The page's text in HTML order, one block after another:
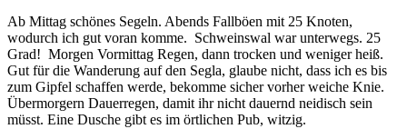
Ab Mittag schönes Segeln. Abends Fallböen mit 25 Knoten,
wodurch ich gut voran komme. Schweinswal war unterwegs. 25
Grad! Morgen Vormittag Regen, dann trocken und weniger heiß.
Gut für die Wanderung auf den Segla, glaube nicht, dass ich es bis
zum Gipfel schaffen werde, bekomme sicher vorher weiche Knie.
Übermorgern Dauerregen, damit ihr nicht dauernd neidisch sein
müsst. Eine Dusche gibt es im örtlichen Pub, witzig.